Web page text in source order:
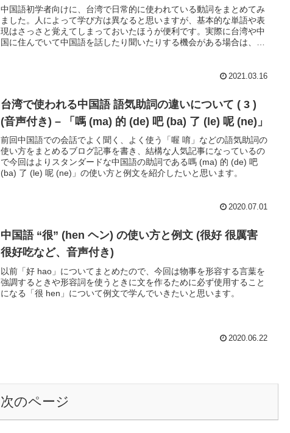
中国語初学者向けに、台湾で日常的に使われている動詞をまとめてみ
ました。人によって学び方は異なると思いますが、基本的な単語や表
現はさっさと覚えてしまっておいたほうが便利です。実際に台湾や中
国に住んでいて中国語を話したり聞いたりする機会がある場合は、そ
2021.03.16
台湾で使われる中国語 語気助詞の違いについて ( 3 )
(音声付き) – 「嗎 (ma) 的 (de) 吧 (ba) 了 (le) 呢 (ne)」
前回中国語での会話でよく聞く、よく使う「喔 唷」などの語気助詞の
使い方をまとめるブログ記事を書き、結構な人気記事になっているの
で今回はよりスタンダードな中国語の助詞である嗎 (ma) 的 (de) 吧
(ba) 了 (le) 呢 (ne)」の使い方と例文を紹介したいと思います。
2020.07.01
中国語 “很” (hen ヘン) の使い方と例文 (很好 很厲害
很好吃など、音声付き)
以前「好 hao」についてまとめたので、今回は物事を形容する言葉を
強調するときや形容詞を使うときに文を作るために必ず使用すること
になる「很 hen」について例文で学んでいきたいと思います。
2020.06.22
次のページ